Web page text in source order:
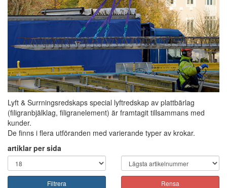
Lyft & Surrningsredskaps special lyftredskap av plattbärlag
(filigranbjälklag, filigranelement) är framtagit tillsammans med
kunder.
De finns i flera utföranden med varierande typer av krokar.
artiklar per sida
Filtrera Rensa